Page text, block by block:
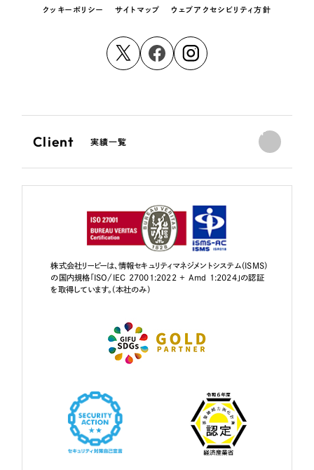
クッキーポリシー サイトマップ ウェブアクセシビリティ方針
Client 実績一覧
株式会社リーピーは、情報セキュリティマネジメントシステム（ISMS）
の国内規格「ISO/IEC 27001:2022 + Amd 1:2024」の認証
を取得しています。（本社のみ）